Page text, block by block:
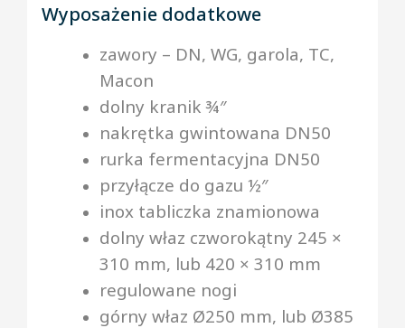
Wyposażenie dodatkowe
zawory – DN, WG, garola, TC,
Macon
dolny kranik ¾″
nakrętka gwintowana DN50
rurka fermentacyjna DN50
przyłącze do gazu ½″
inox tabliczka znamionowa
dolny właz czworokątny 245 ×
310 mm, lub 420 × 310 mm
regulowane nogi
górny właz Ø250 mm, lub Ø385